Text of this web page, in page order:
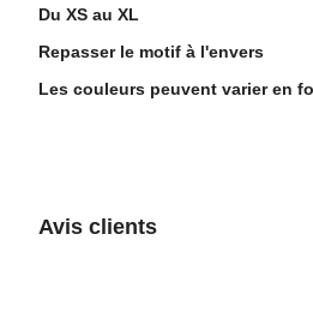
Du XS au XL
Repasser le motif à l'envers
Les couleurs peuvent varier en
Avis clients